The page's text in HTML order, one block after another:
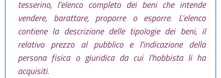
tesserino, l'elenco completo dei beni che intende
vendere, barattare, proporre o esporre. L'elenco
contiene la descrizione delle tipologie dei beni, il
relativo prezzo al pubblico e l'indicazione della
persona fisica o giuridica da cui l'hobbista li ha
acquisiti.